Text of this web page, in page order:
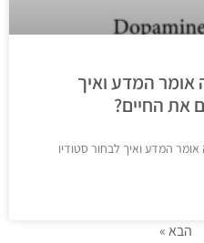
אומר המדע ואיך
את החיים?
אומר המדע ואיך לבחור סטודיו
הבא »